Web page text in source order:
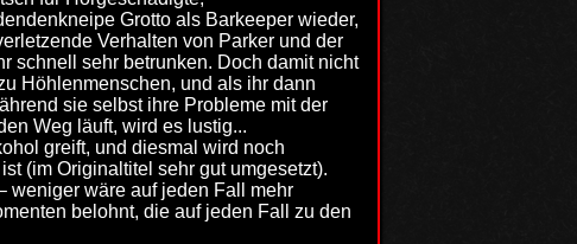
Grotto als Barkeeper wieder,
Verhalten von Parker und der
schnell sehr betrunken. Doch damit nicht
Höhlenmenschen, und als ihr dann
sie selbst ihre Probleme mit der
Weg läuft, wird es lustig...
greift, und diesmal wird noch
(im Originaltitel sehr gut umgesetzt).
weniger wäre auf jeden Fall mehr
belohnt, die auf jeden Fall zu den